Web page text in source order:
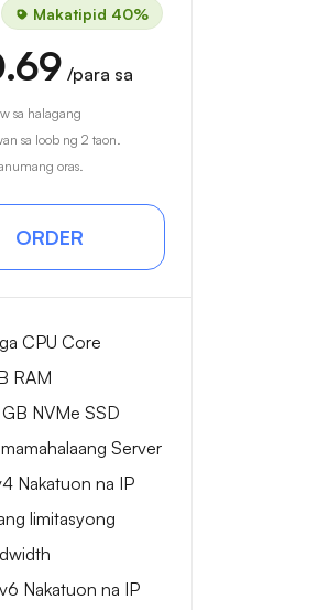
Makatipid 40%
/para sa
sa halagang
sa loob ng 2 taon.
oras.
ORDER
CPU Core
RAM
NVMe SSD
Server
Nakatuon na IP
limitasyong
Nakatuon na IP